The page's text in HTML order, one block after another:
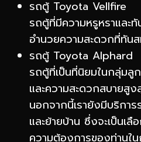
รถตู้ Toyota Vellfire
รถตู้ที่มีความหรูหราแล
อำนวยความสะดวกที่ทัน
รถตู้ Toyota Alphard
รถตู้ที่เป็นที่นิยมในกลุ่มลู
และความสะดวกสบายสูง
นอกจากนี้เรายังมีบริกา
และย้ายบ้าน ซึ่งจะเป็นเ
ความต้องการของท่านใ